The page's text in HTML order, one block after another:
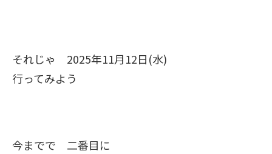
それじゃ 2025年11月12日(水)
行ってみよう
今までで 二番目に